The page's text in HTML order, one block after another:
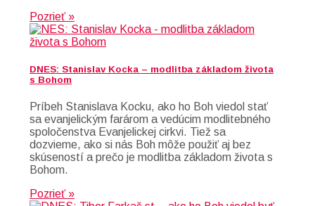
Pozrieť »
DNES: Stanislav Kocka – modlitba základom života
s Bohom
Príbeh Stanislava Kocku, ako ho Boh viedol stať
sa evanjelickým farárom a vedúcim modlitebného
spoločenstva Evanjelickej cirkvi. Tiež sa
dozvieme, ako si nás Boh môže použiť aj bez
skúseností a prečo je modlitba základom života s
Bohom.
Pozrieť »